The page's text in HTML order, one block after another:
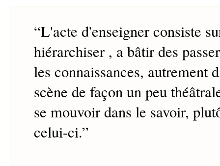
“L'acte d'enseigner consiste
hiérarchiser , a bâtir des
les connaissances, autrement
scène de façon un peu
se mouvoir dans le savoir,
celui-ci.”